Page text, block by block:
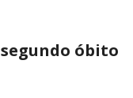
óbito